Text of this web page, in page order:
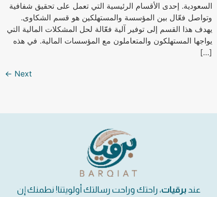
السعودية. إحدى الأقسام الرئيسية التي تعمل على تحقيق شفافية
وتواصل فعّال بين المؤسسة والمستهلكين هو قسم الشكاوى.
يهدف هذا القسم إلى توفير آلية فعّالة لحل المشكلات المالية التي
يواجها المستهلكون والمتعاملون مع المؤسسات المالية. في هذه
[…]
Next
←
عند برقيات، راحتك وراحت رسالتك أولويتنا! نطمنك إن